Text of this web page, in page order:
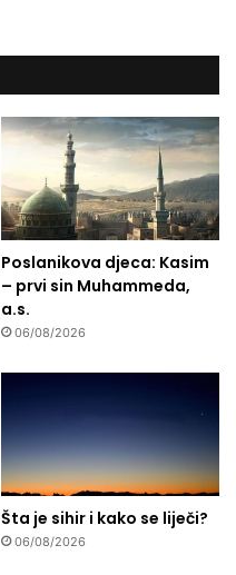
Poslanikova djeca: Kasim
– prvi sin Muhammeda,
a.s.
06/08/2026
Šta je sihir i kako se liječi?
06/08/2026